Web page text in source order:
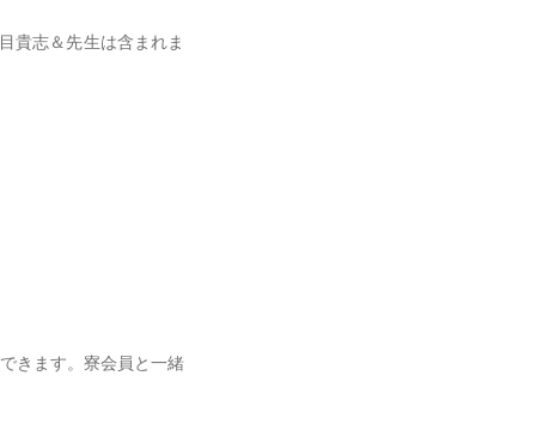
貴志＆先生は含まれま
きます。寮会員と一緒